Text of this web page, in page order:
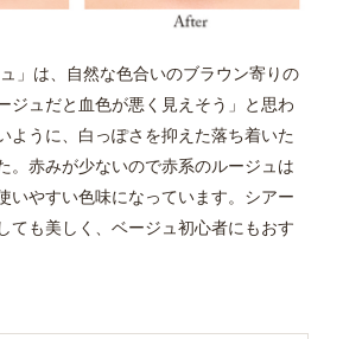
」は、自然な色合いのブラウン寄りの
ジュだと血色が悪く見えそう」と思わ
ように、白っぽさを抑えた落ち着いた
。赤みが少ないので赤系のルージュは
いやすい色味になっています。シアー
ても美しく、ベージュ初心者にもおす